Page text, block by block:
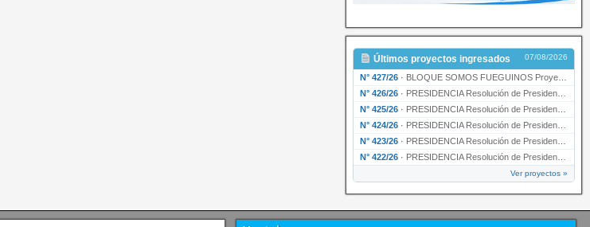
Últimos proyectos ingresados 07/08/2026
N° 427/26 · BLOQUE SOMOS FUEGUINOS Proyecto de Declaración declarando de interés provincial PRESIDENCI…
N° 426/26 · PRESIDENCIA Resolución de Presidencia N° 216/26 declarando de interés provincial la labor …
N° 425/26 · PRESIDENCIA Resolución de Presidencia N° 212/26 declarando de interés provincial el “50° A…
N° 424/26 · PRESIDENCIA Resolución de Presidencia Nº 210/26 declarando de interés provincial el proyec…
N° 423/26 · PRESIDENCIA Resolución de Presidencia Nº 209/26 declarando de interés provincial la presen…
N° 422/26 · PRESIDENCIA Resolución de Presidencia N° 200/26 para su ratificación.
Ver proyectos »